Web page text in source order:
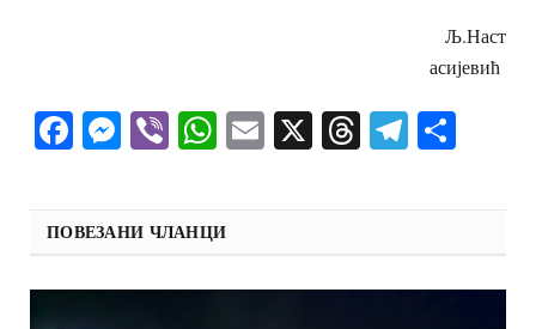
Љ.Наст
асијевић
Facebook
Messenger
ViberWhatsApp
Email
X Threads
ПОВЕЗАНИ ЧЛАНЦИ